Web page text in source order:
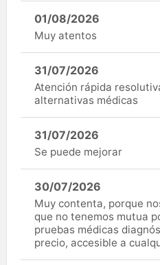
01/08/2026
Muy atentos
31/07/2026
Atención rápida
alternativas médicas
31/07/2026
Se puede mejorar
30/07/2026
Muy contenta, porque
que no tenemos mutua
pruebas médicas
precio, accesible a